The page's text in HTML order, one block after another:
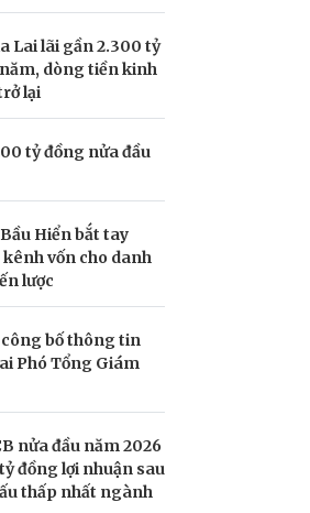
Lai lãi gần 2.300 tỷ
dòng tiền kinh
lại
tỷ đồng nửa đầu
Hiển bắt tay
vốn cho danh
lược
công bố thông tin
Phó Tổng Giám
nửa đầu năm 2026
đồng lợi nhuận sau
thấp nhất ngành